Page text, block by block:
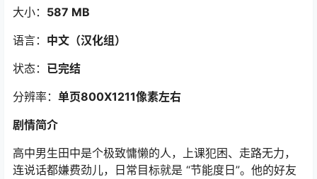
大小： 587 MB
语言： 中文（汉化组）
状态： 已完结
分辨率： 单页800X1211像素左右
剧情简介
高中男生田中是个极致慵懒的人，上课犯困、走路无力，
连说话都嫌费劲儿，日常目标就是 “节能度日”。他的好友